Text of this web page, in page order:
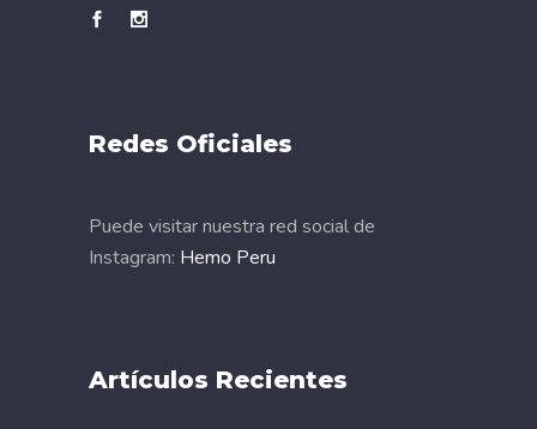
Redes Oficiales
Puede visitar nuestra red social de
Instagram: Hemo Peru
Artículos Recientes